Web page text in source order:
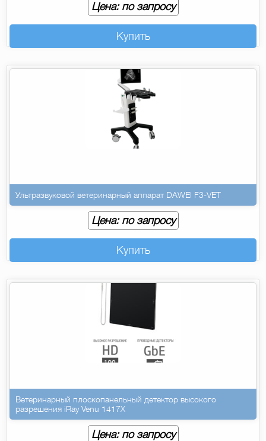
Цена: по запросу
Купить
Ультразвуковой ветеринарный аппарат DAWEI F3-VET
Цена: по запросу
Купить
Ветеринарный плоскопанельный детектор высокого
разрешения iRay Venu 1417X
Цена: по запросу